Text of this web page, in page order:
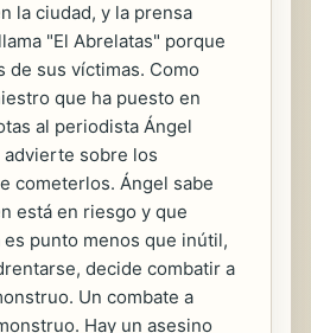
la ciudad, y la prensa
"El Abrelatas" porque
de sus víctimas. Como
que ha puesto en
al periodista Ángel
advierte sobre los
cometerlos. Ángel sabe
está en riesgo y que
punto menos que inútil,
decide combatir a
Un combate a
Hay un asesino